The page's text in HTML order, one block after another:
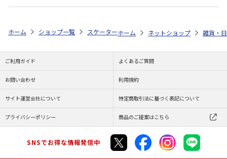
ホーム ショップ一覧 スケーター 抗菌ケース付きおしぼり ポケモン
ホーム ネットショップ 雑貨・
ご利用ガイド よくあるご質問
お問い合わせ 利用規約
サイト運営会社について 特定商取引法に基づく表記について
プライバシーポリシー 商品のご提案はこちら
SNSでお得な情報発信中